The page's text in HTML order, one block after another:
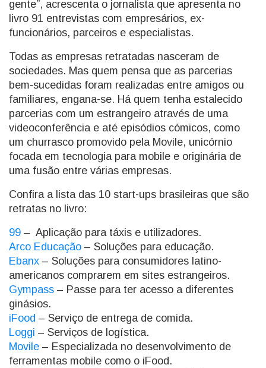
gente”, acrescenta o jornalista que apresenta no
livro 91 entrevistas com empresários, ex-
funcionários, parceiros e especialistas.
Todas as empresas retratadas nasceram de
sociedades. Mas quem pensa que as parcerias
bem-sucedidas foram realizadas entre amigos ou
familiares, engana-se. Há quem tenha estalecido
parcerias com um estrangeiro através de uma
videoconferência e até episódios cómicos, como
um churrasco promovido pela Movile, unicórnio
focada em tecnologia para mobile e originária de
uma fusão entre várias empresas.
Confira a lista das 10 start-ups brasileiras que são
retratas no livro:
99 – Aplicação para táxis e utilizadores.
Arco Educação – Soluções para educação.
Ebanx – Soluções para consumidores latino-
americanos comprarem em sites estrangeiros.
Gympass – Passe para ter acesso a diferentes
ginásios.
iFood – Serviço de entrega de comida.
Loggi – Serviços de logística.
Movile – Especializada no desenvolvimento de
ferramentas mobile como o iFood.